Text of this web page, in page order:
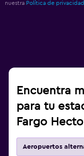
nuestra Política de
Encuentra
para tu
Fargo
Aeropuertos